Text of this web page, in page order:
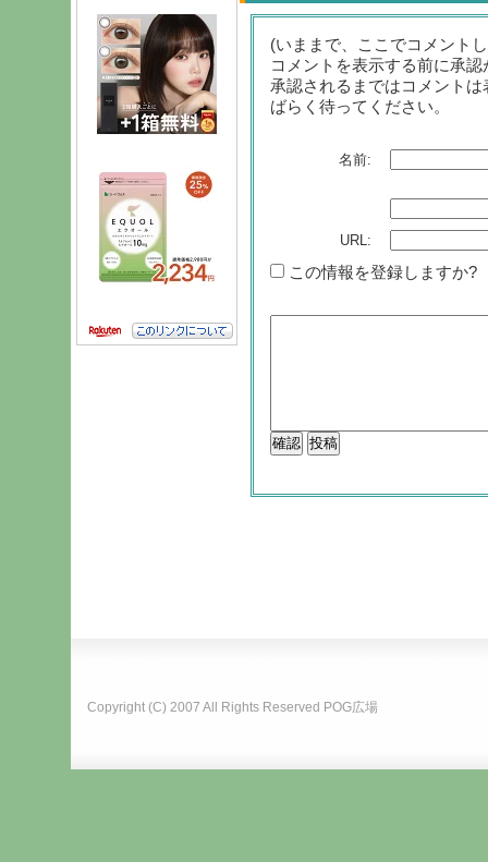
(いままで、ここでコメント
コメントを表示する前に承
承認されるまではコメント
ばらく待ってください。
名前:
URL:
この情報を登録しますか?
Copyright (C) 2007 All Rights Reserved POG広場